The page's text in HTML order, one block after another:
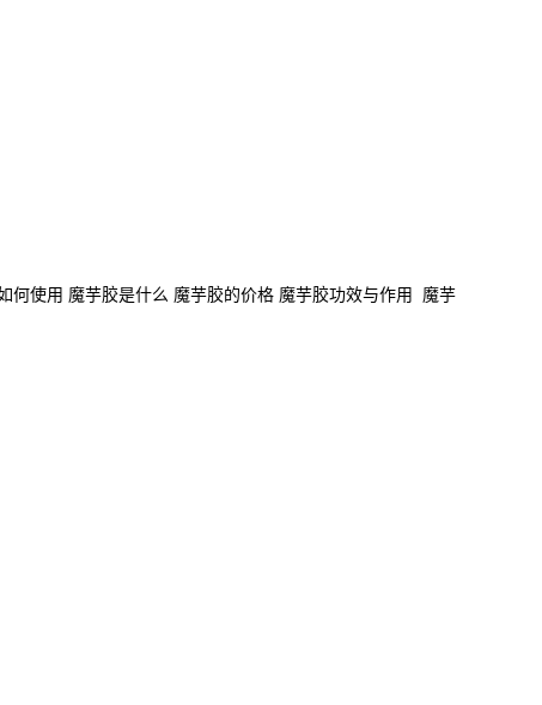
何使用 魔芋胶是什么 魔芋胶的价格 魔芋胶功效与作用 魔芋